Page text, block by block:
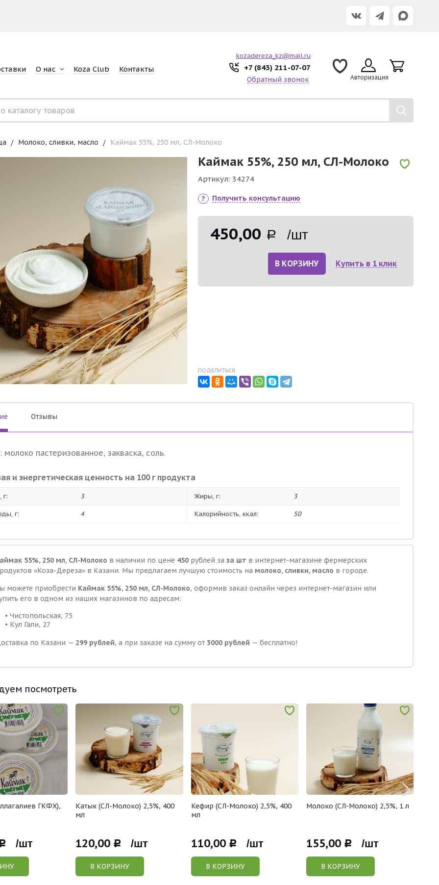
О нас Koza Club Контакты
kozadereza_kz@mail.ru
+7 (843) 211-07-07
Обратный звонок Авторизация
Молоко, сливки, масло Каймак 55%, 250 мл, СЛ-Молоко
Каймак 55%, 250 мл, СЛ-Молоко
Артикул: 34274
Получить консультацию
450,00 Р /шт
В КОРЗИНУ Купить в 1 клик
ПОДЕЛИТЬСЯ:
Отзывы
молоко пастеризованное, закваска, соль.
и энергетическая ценность на 100 г продукта
г: 3 Жиры, г: 3
г: 4 Калорийность, ккал: 50
55%, 250 мл, СЛ-Молоко в наличии по цене 450 рублей за за шт в интернет-магазине фермерских
«Коза-Дереза» в Казани. Мы предлагаем лучшую стоимость на молоко, сливки, масло в городе.
можете приобрести Каймак 55%, 250 мл, СЛ-Молоко, оформив заказ онлайн через интернет-магазин или
его в одном из наших магазинов по адресам:
• Чистопольская, 75
• Кул Гали, 27
по Казани — 299 рублей, а при заказе на сумму от 3000 рублей — бесплатно!
посмотреть
ГКФХ),
/шт
Катык (СЛ-Молоко) 2,5%, 400
мл
120,00 Р /шт
В КОРЗИНУ
Кефир (СЛ-Молоко) 2,5%, 400
мл
110,00 Р /шт
В КОРЗИНУ
Молоко (СЛ-Молоко) 2,5%, 1 л
155,00 Р /шт
В КОРЗИНУ